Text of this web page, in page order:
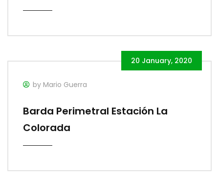
20 January, 2020
by Mario Guerra
Barda Perimetral Estación La
Colorada